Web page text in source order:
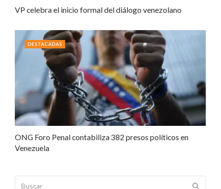
VP celebra el inicio formal del diálogo venezolano
ONG Foro Penal contabiliza 382 presos políticos en
Venezuela
DESTACADAS